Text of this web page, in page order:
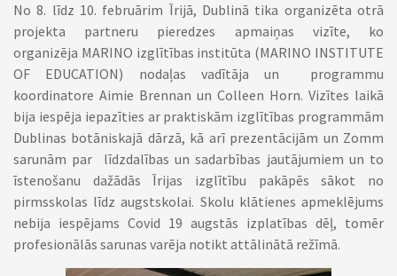
No 8. līdz 10. februārim Īrijā, Dublinā tika organizēta otrā
projekta partneru pieredzes apmaiņas vizīte, ko
organizēja MARINO izglītības institūta (MARINO INSTITUTE
OF EDUCATION) nodaļas vadītāja un programmu
koordinatore Aimie Brennan un Colleen Horn. Vizītes laikā
bija iespēja iepazīties ar praktiskām izglītības programmām
Dublinas botāniskajā dārzā, kā arī prezentācijām un Zomm
sarunām par līdzdalības un sadarbības jautājumiem un to
īstenošanu dažādās Īrijas izglītību pakāpēs sākot no
pirmsskolas līdz augstskolai. Skolu klātienes apmeklējums
nebija iespējams Covid 19 augstās izplatības dēļ, tomēr
profesionālās sarunas varēja notikt attālinātā režīmā.